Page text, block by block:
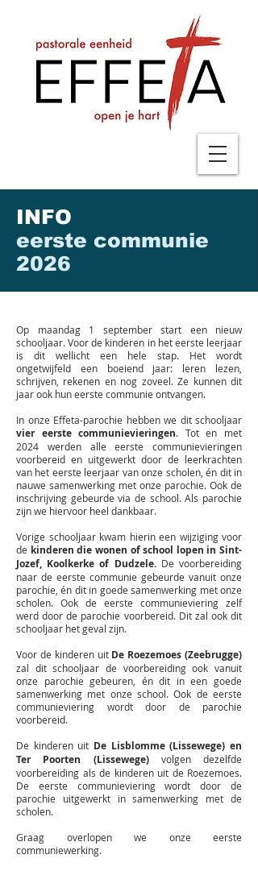
INFO
eerste communie
2026
Op maandag 1 september start een nieuw
schooljaar. Voor de kinderen in het eerste leerjaar
is dit wellicht een hele stap. Het wordt
ongetwijfeld een boeiend jaar: leren lezen,
schrijven, rekenen en nog zoveel. Ze kunnen dit
jaar ook hun eerste communie ontvangen.
In onze Effeta-parochie hebben we dit schooljaar
vier eerste communievieringen. Tot en met
2024 werden alle eerste communievieringen
voorbereid en uitgewerkt door de leerkrachten
van het eerste leerjaar van onze scholen, én dit in
nauwe samenwerking met onze parochie. Ook de
inschrijving gebeurde via de school. Als parochie
zijn we hiervoor heel dankbaar.
Vorige schooljaar kwam hierin een wijziging voor
de kinderen die wonen of school lopen in Sint-
Jozef, Koolkerke of Dudzele.De voorbereiding
naar de eerste communie gebeurde vanuit onze
parochie, én dit in goede samenwerking met onze
scholen. Ook de eerste communieviering zelf
werd door de parochie voorbereid. Dit zal ook dit
schooljaar het geval zijn.
Voor de kinderen uit De Roezemoes (Zeebrugge)
zal dit schooljaar de voorbereiding ook vanuit
onze parochie gebeuren, én dit in een goede
samenwerking met onze school. Ook de eerste
communieviering wordt door de parochie
voorbereid.
De kinderen uit De Lisblomme (Lissewege) en
Ter Poorten (Lissewege)volgen dezelfde
voorbereiding als de kinderen uit de Roezemoes.
De eerste communieviering wordt door de
parochie uitgewerkt in samenwerking met de
scholen.
Graag overlopen we onze eerste
communiewerking.